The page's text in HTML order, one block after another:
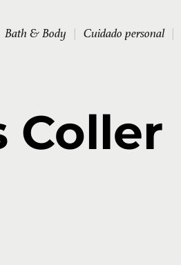
Bath & Body Cuidado personal
Coller